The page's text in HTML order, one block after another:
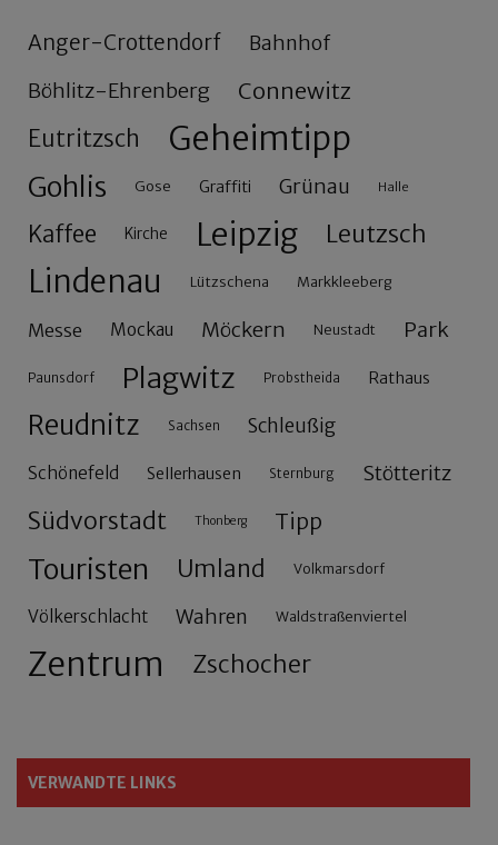
Anger-Crottendorf Bahnhof
Böhlitz-Ehrenberg Connewitz
Eutritzsch Geheimtipp
Gohlis Gose Graffiti Grünau Halle
Kaffee Kirche Leipzig Leutzsch
Lindenau Lützschena Markkleeberg
Messe Mockau Möckern Neustadt Park
Paunsdorf Plagwitz Probstheida Rathaus
Reudnitz Sachsen Schleußig
Schönefeld Sellerhausen Sternburg Stötteritz
Südvorstadt Thonberg Tipp
Touristen Umland Volkmarsdorf
Völkerschlacht Wahren Waldstraßenviertel
Zentrum Zschocher
VERWANDTE LINKS